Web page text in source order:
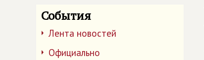
События
Лента новостей
Официально